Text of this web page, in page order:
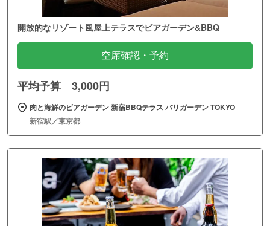
開放的なリゾート風屋上テラスでビアガーデン&BBQ
空席確認・予約
平均予算 3,000円
肉と海鮮のビアガーデン 新宿BBQテラス バリガーデン TOKYO
新宿駅／東京都